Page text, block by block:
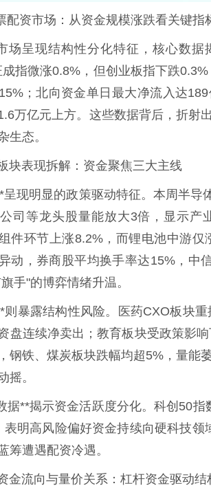
配资市场：从资金规模涨跌看关键指
场呈现结构性分化特征，核心数
成指微涨0.8%，但创业板指下跌
；北向资金单日最大净流入达
万亿元上方。这些数据背后，折射
生态。
块表现拆解：资金聚焦三大主线
呈现明显的政策驱动特征。本周半导
司等龙头股量能放大3倍，显示产
件环节上涨8.2%，而锂电池中游
动，券商股平均换手率达15%，中
手"的博弈情绪升温。
则暴露结构性风险。医药CXO板块
盘连续净卖出；教育板块受政策影
钢铁、煤炭板块跌幅均超5%，量能
摇。
据**揭示资金活跃度分化。科创50
表明高风险偏好资金持续向硬科技领
筹遭遇配资冷遇。
金流向与量价关系：杠杆资金驱动结